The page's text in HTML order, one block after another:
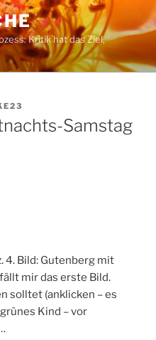
Kritik hat das Ziel,
Samstag
4. Bild: Gutenberg mit
mir das erste Bild.
solltet (anklicken – es
Kind – vor